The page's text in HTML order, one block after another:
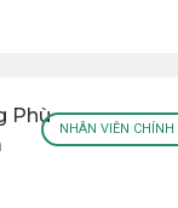
Phù
NHÂN VIÊN CHÍNH